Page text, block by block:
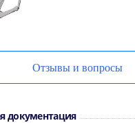
Отзывы и вопросы
документация